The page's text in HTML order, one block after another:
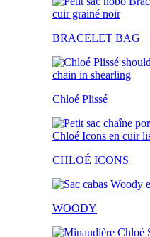
BRACELET BAG
Chloé Plissé
CHLOÉ ICONS
WOODY